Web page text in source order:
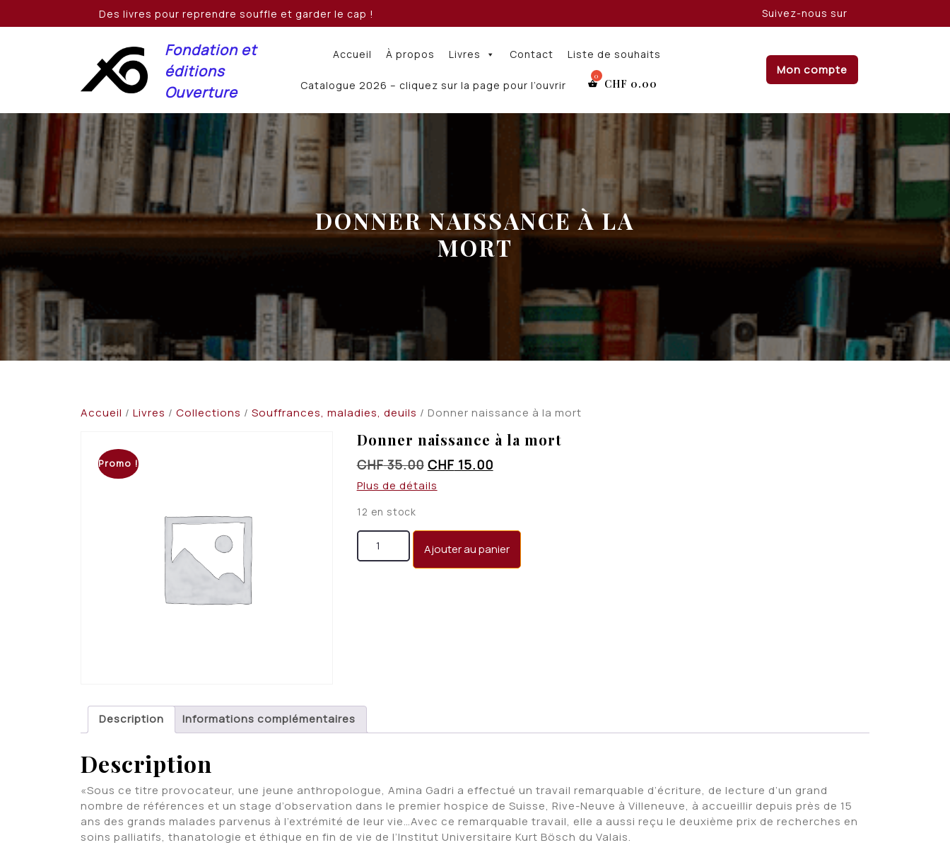
Des livres pour reprendre souffle et garder le cap ! Suivez-nous sur
Fondation et
éditions
Ouverture
Accueil À propos Livres Contact Liste de souhaits
Catalogue 2026 – cliquez sur la page pour l’ouvrir CHF 0.00
Mon compte
DONNER NAISSANCE À LA
MORT
Accueil / Livres / Collections / Souffrances, maladies, deuils / Donner naissance à la mort
Promo !
Donner naissance à la mort
CHF35.00 Le
prix
CHF 15.00Le
Plus de détails
12 en stock
quantité de Donner naissance à la mort
Ajouter au panier
Description Informations complémentaires
Description
«Sous ce titre provocateur, une jeune anthropologue, Amina Gadri a effectué un travail remarquable d’écriture, de lecture d’un grand
nombre de références et un stage d’observation dans le premier hospice de Suisse, Rive-Neuve à Villeneuve, à accueillir depuis près de 15
ans des grands malades parvenus à l’extrémité de leur vie…Avec ce remarquable travail, elle a aussi reçu le deuxième prix de recherches en
soins palliatifs, thanatologie et éthique en fin de vie de l’Institut Universitaire Kurt Bösch du Valais.